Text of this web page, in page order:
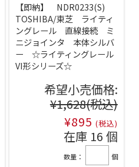
【即納】 NDR0233(S)
TOSHIBA/東芝 ライティ
ングレール 直線接続 ミ
ニジョインタ 本体シルバ
ー ☆ライティングレール
VI形シリーズ☆
希望小売価格:
¥1,628(税込)
¥895 (税込)
在庫 16 個
数量： 個